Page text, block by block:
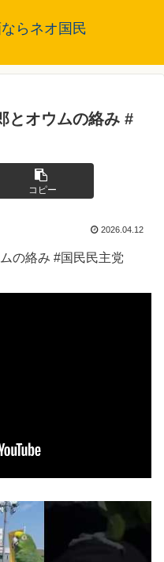
らネオ国民
とオウムの絡み #
コピー
2026.04.12
の絡み #国民民主党